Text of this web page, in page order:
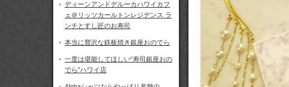
ディーンアンドデルーカハワイカフ
ェ＠リッツカールトンレジデンス ラ
ンチとすし匠のお寿司
本当に贅沢な鉄板焼き銀座おのでら
一度は堪能してほしい“寿司銀座おの
でら”ハワイ店